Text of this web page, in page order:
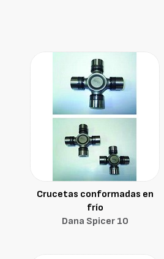
Crucetas conformadas en
frío
Dana Spicer 10